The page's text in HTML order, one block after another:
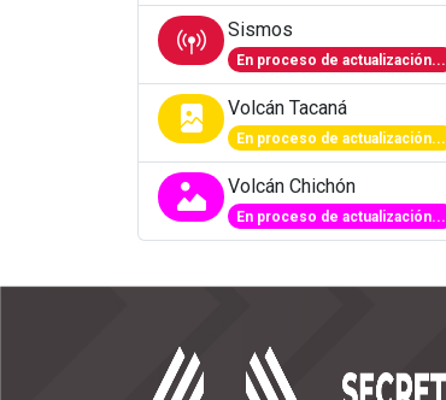
Sismos
En proceso de actualización...
Volcán Tacaná
En proceso de actualización...
Volcán Chichón
En proceso de actualización...